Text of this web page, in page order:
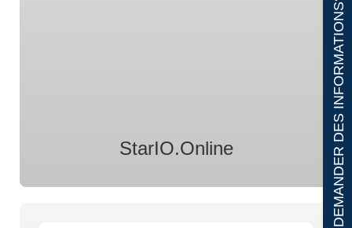
DEMANDER DES INFORMATIONS
StarIO.Online